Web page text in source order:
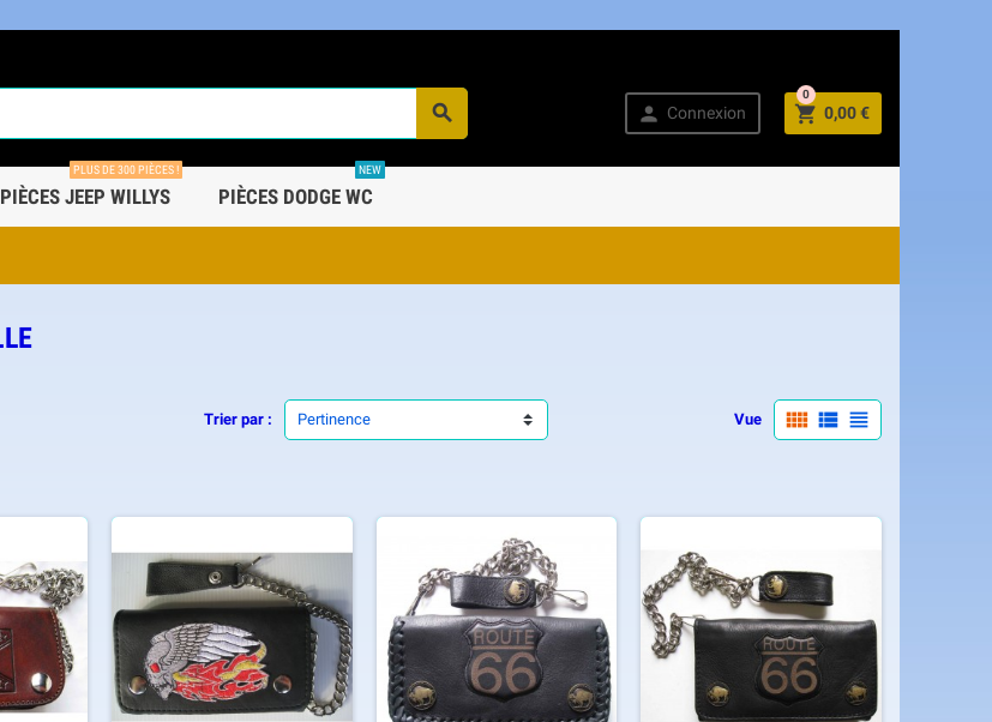
  Connexion  0,00 €
0
PIÈCES JEEP WILLYS
PLUS DE 300 PIÈCES !
PIÈCES DODGE WC
NEW
Trier par : Pertinence Vue   